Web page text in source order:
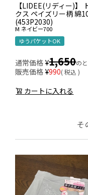
【LIDEE(リディー)】
クス ペイズリー柄 綿
(453P2030)
M ネイビー700
ゆうパケットOK
通常価格 ¥1,650の
販売価格 ¥990 税込
カートに入れる
そ